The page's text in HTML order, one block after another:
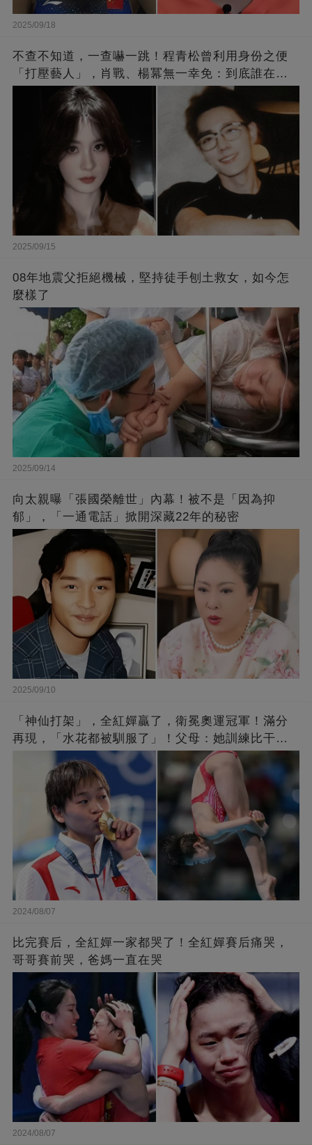
2025/09/18
不查不知道，一查嚇一跳！程青松曾利用身份之便
「打壓藝人」，肖戰、楊冪無一幸免：到底誰在給
2025/09/15
08年地震父拒絕機械，堅持徒手刨土救女，如今怎
麼樣了
2025/09/14
向太親曝「張國榮離世」內幕！被不是「因為抑
郁」，「一通電話」掀開深藏22年的秘密
2025/09/10
「神仙打架」，全紅嬋贏了，衛冕奧運冠軍！滿分
再現，「水花都被馴服了」！父母：她訓練比干農
活累百倍！陳芋汐惜敗，獲得銀牌
2024/08/07
比完賽后，全紅嬋一家都哭了！全紅嬋賽后痛哭，
哥哥賽前哭，爸媽一直在哭
2024/08/07